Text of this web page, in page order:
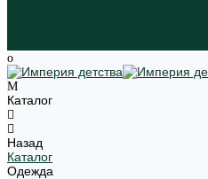
Каталог
Назад
Каталог
Одежда